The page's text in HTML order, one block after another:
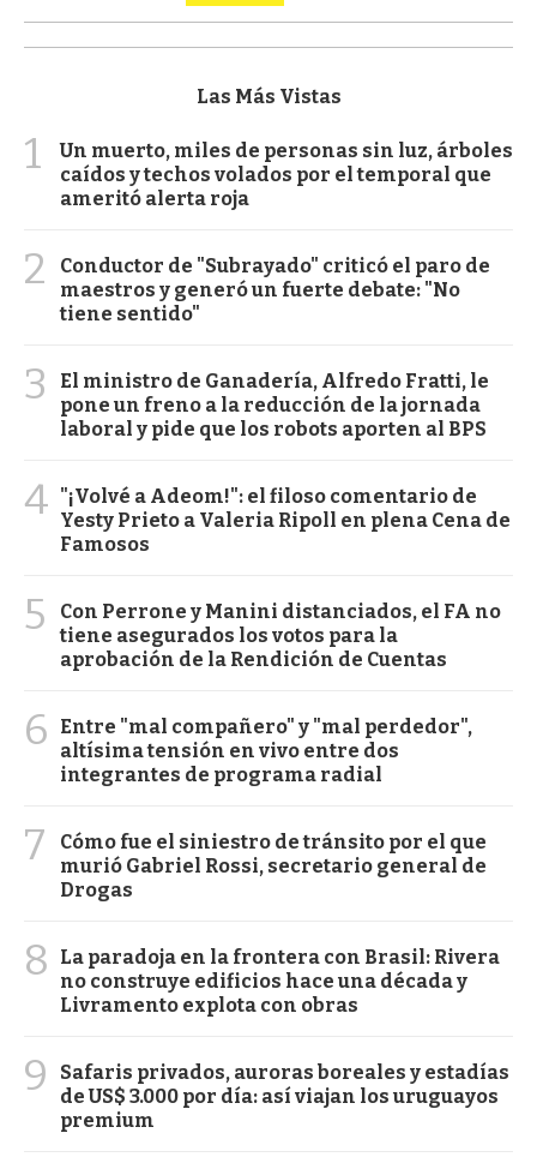
Las Más Vistas
1
Un muerto, miles de personas sin luz, árboles
caídos y techos volados por el temporal que
ameritó alerta roja
2
Conductor de "Subrayado" criticó el paro de
maestros y generó un fuerte debate: "No
tiene sentido"
3
El ministro de Ganadería, Alfredo Fratti, le
pone un freno a la reducción de la jornada
laboral y pide que los robots aporten al BPS
4 "¡Volvé a Adeom!": el filoso comentario de
Yesty Prieto a Valeria Ripoll en plena Cena de
Famosos
5
Con Perrone y Manini distanciados, el FA no
tiene asegurados los votos para la
aprobación de la Rendición de Cuentas
6
Entre "mal compañero" y "mal perdedor",
altísima tensión en vivo entre dos
integrantes de programa radial
7
Cómo fue el siniestro de tránsito por el que
murió Gabriel Rossi, secretario general de
Drogas
8
La paradoja en la frontera con Brasil: Rivera
no construye edificios hace una década y
Livramento explota con obras
9
Safaris privados, auroras boreales y estadías
de US$ 3.000 por día: así viajan los uruguayos
premium